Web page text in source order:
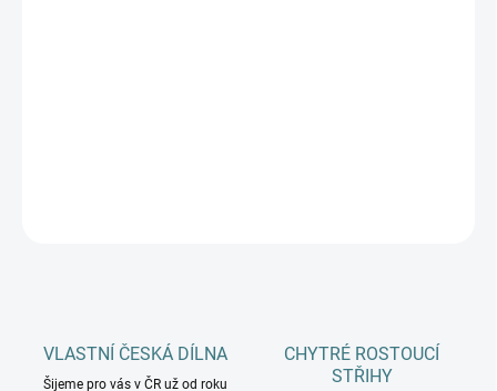
VLASTNÍ ČESKÁ DÍLNA
Šijeme pro vás v ČR už od roku
CHYTRÉ ROSTOUCÍ
STŘIHY